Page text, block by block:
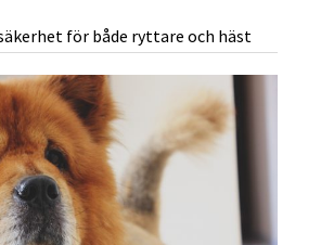
för både ryttare och häst